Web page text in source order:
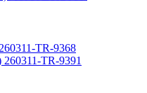
TR-9368